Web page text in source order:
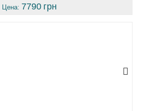
Цена: 7790 грн